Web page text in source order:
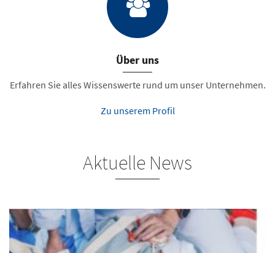
Über uns
Erfahren Sie alles Wissenswerte rund um unser Unternehmen.
Zu unserem Profil
Aktuelle News